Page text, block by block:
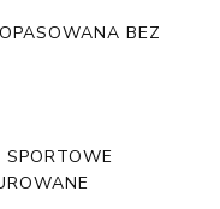
BEZ